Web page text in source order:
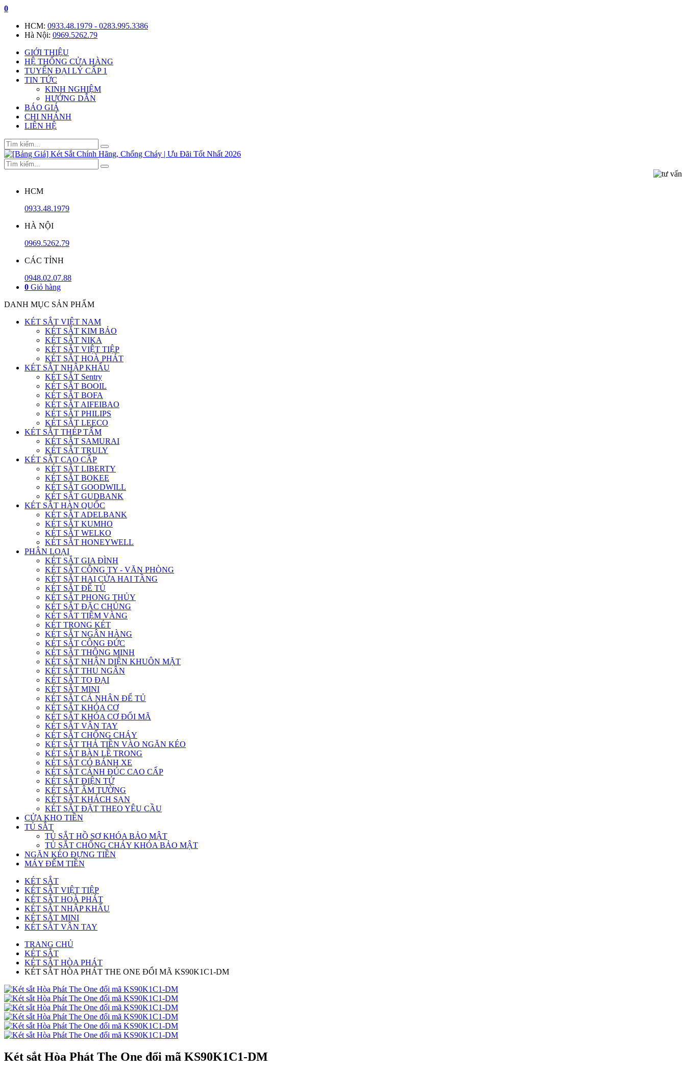
0
HCM: 0933.48.1979 - 0283.995.3386
Hà Nội: 0969.5262.79
GIỚI THIỆU
HỆ THỐNG CỬA HÀNG
TUYỂN ĐẠI LÝ CẤP 1
TIN TỨC
KINH NGHIỆM
HƯỚNG DẪN
BÁO GIÁ
CHI NHÁNH
LIÊN HỆ
HCM
0933.48.1979
HÀ NỘI
0969.5262.79
CÁC TỈNH
0948.02.07.88
0 Giỏ hàng
DANH MỤC SẢN PHẨM
KÉT SẮT VIỆT NAM
KÉT SẮT KIM BẢO
KÉT SẮT NIKA
KÉT SẮT VIỆT TIỆP
KÉT SẮT HOÀ PHÁT
KÉT SẮT NHẬP KHẨU
KÉT SẮT Sentry
KÉT SẮT BOOIL
KÉT SẮT BOFA
KÉT SẮT AIFEIBAO
KÉT SẮT PHILIPS
KÉT SẮT LEECO
KÉT SẮT THÉP TẤM
KÉT SẮT SAMURAI
KÉT SẮT TRULY
KÉT SẮT CAO CẤP
KÉT SẮT LIBERTY
KÉT SẮT BOKEE
KÉT SẮT GOODWILL
KÉT SẮT GUDBANK
KÉT SẮT HÀN QUỐC
KÉT SẮT ADELBANK
KÉT SẮT KUMHO
KÉT SẮT WELKO
KÉT SẮT HONEYWELL
PHÂN LOẠI
KÉT SẮT GIA ĐÌNH
KÉT SẮT CÔNG TY - VĂN PHÒNG
KÉT SẮT HAI CỬA HAI TẦNG
KÉT SẮT ĐỂ TỦ
KÉT SẮT PHONG THỦY
KÉT SẮT ĐẶC CHỦNG
KÉT SẮT TIỆM VÀNG
KÉT TRONG KÉT
KÉT SẮT NGÂN HÀNG
KÉT SẮT CÔNG ĐỨC
KÉT SẮT THÔNG MINH
KÉT SẮT NHẬN DIỆN KHUÔN MẶT
KÉT SẮT THU NGÂN
KÉT SẮT TO ĐẠI
KÉT SẮT MINI
KÉT SẮT CÁ NHÂN ĐỂ TỦ
KÉT SẮT KHÓA CƠ
KÉT SẮT KHÓA CƠ ĐỔI MÃ
KÉT SẮT VÂN TAY
KÉT SẮT CHỐNG CHÁY
KÉT SẮT THẢ TIỀN VÀO NGĂN KÉO
KÉT SẮT BÀN LỀ TRONG
KÉT SẮT CÓ BÁNH XE
KÉT SẮT CÁNH ĐÚC CAO CẤP
KÉT SẮT ĐIỆN TỬ
KÉT SẮT ÂM TƯỜNG
KÉT SẮT KHÁCH SẠN
KÉT SẮT ĐẶT THEO YÊU CẦU
CỬA KHO TIỀN
TỦ SẮT
TỦ SẮT HỒ SƠ KHÓA BẢO MẬT
TỦ SẮT CHỐNG CHÁY KHÓA BẢO MẬT
NGĂN KÉO ĐỰNG TIỀN
MÁY ĐẾM TIỀN
KÉT SẮT
KÉT SẮT VIỆT TIỆP
KÉT SẮT HOÀ PHÁT
KÉT SẮT NHẬP KHẨU
KÉT SẮT MINI
KÉT SẮT VÂN TAY
TRANG CHỦ
KÉT SẮT
KÉT SẮT HÒA PHÁT
KÉT SẮT HÒA PHÁT THE ONE ĐỔI MÃ KS90K1C1-DM
Két sắt Hòa Phát The One đổi mã KS90K1C1-DM